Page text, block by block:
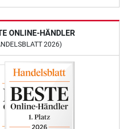
ONLINE-HÄNDLER
2026)